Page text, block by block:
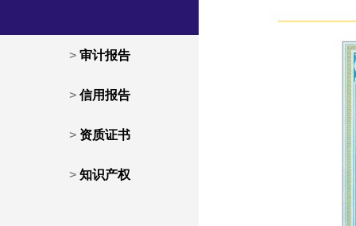
> 审计报告
> 信用报告
> 资质证书
> 知识产权